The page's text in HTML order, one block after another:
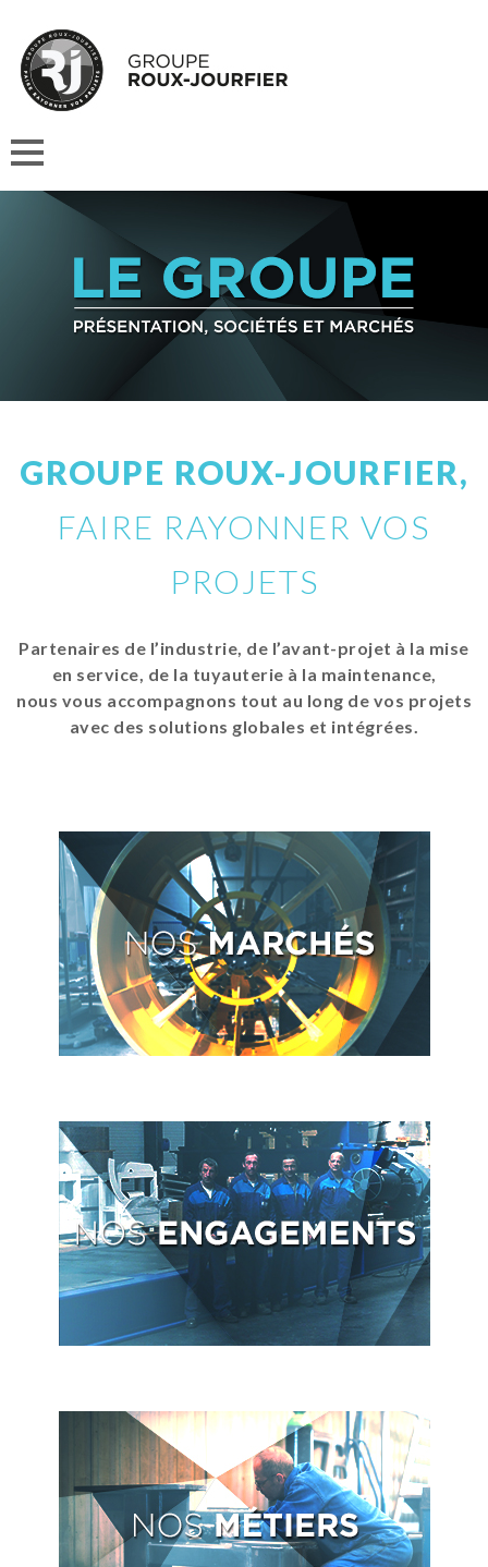
GROUPE ROUX-JOURFIER,
FAIRE RAYONNER VOS
PROJETS
Partenaires de l’industrie, de l’avant-projet à la mise
en service, de la tuyauterie à la maintenance,
nous vous accompagnons tout au long de vos projets
avec des solutions globales et intégrées.